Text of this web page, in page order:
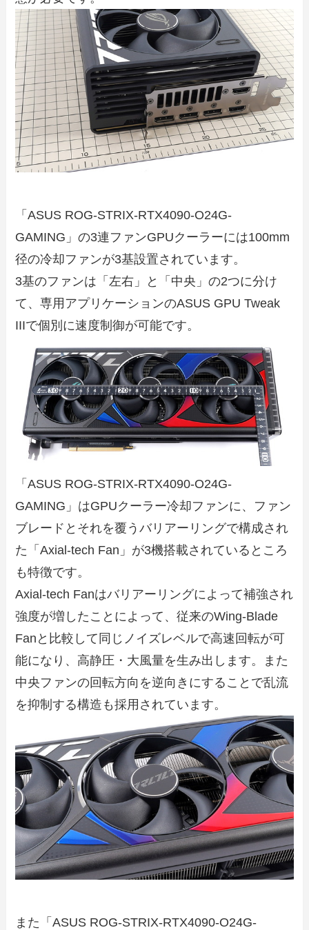
「ASUS ROG-STRIX-RTX4090-O24G-
GAMING」の3連ファンGPUクーラーには100mm
径の冷却ファンが3基設置されています。
3基のファンは「左右」と「中央」の2つに分け
て、専用アプリケーションのASUS GPU Tweak
IIIで個別に速度制御が可能です。
「ASUS ROG-STRIX-RTX4090-O24G-
GAMING」はGPUクーラー冷却ファンに、ファン
ブレードとそれを覆うバリアーリングで構成され
た「Axial-tech Fan」が3機搭載されているところ
も特徴です。
Axial-tech Fanはバリアーリングによって補強され
強度が増したことによって、従来のWing-Blade
Fanと比較して同じノイズレベルで高速回転が可
能になり、高静圧・大風量を生み出します。また
中央ファンの回転方向を逆向きにすることで乱流
を抑制する構造も採用されています。
また「ASUS ROG-STRIX-RTX4090-O24G-